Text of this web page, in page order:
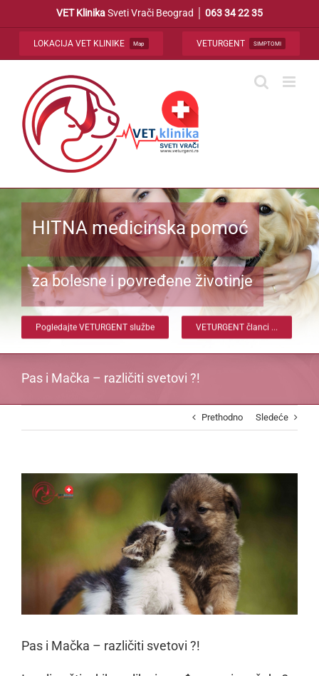
VET KlinikaSveti Vrači Beograd │ 063 34 22 35
LOKACIJA VET KLINIKE Map VETURGENT SIMPTOMI
HITNA medicinska pomoć
za bolesne i povređene životinje
Pogledajte VETURGENT službe VETURGENT članci ...
Pas i Mačka – različiti svetovi ?!
Prethodno Sledeće
Larger
Image
Pas i Mačka – različiti svetovi ?!